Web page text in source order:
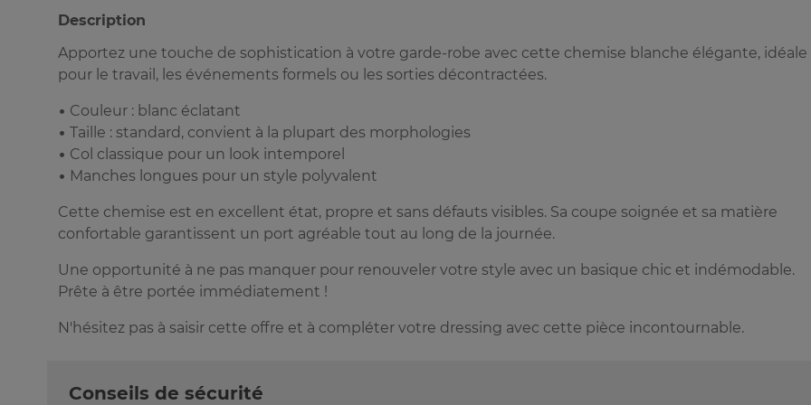
Description
Apportez une touche de sophistication à votre garde-robe avec cette chemise blanche élégante, idéale
pour le travail, les événements formels ou les sorties décontractées.
• Couleur : blanc éclatant
• Taille : standard, convient à la plupart des morphologies
• Col classique pour un look intemporel
• Manches longues pour un style polyvalent
Cette chemise est en excellent état, propre et sans défauts visibles. Sa coupe soignée et sa matière
confortable garantissent un port agréable tout au long de la journée.
Une opportunité à ne pas manquer pour renouveler votre style avec un basique chic et indémodable.
Prête à être portée immédiatement !
N'hésitez pas à saisir cette offre et à compléter votre dressing avec cette pièce incontournable.
Conseils de sécurité